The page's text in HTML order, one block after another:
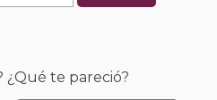
¿Qué te pareció?